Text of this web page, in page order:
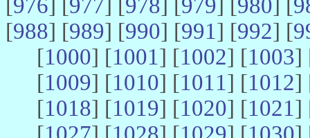
[976] [977] [978] [979] [980] [
[988] [989] [990] [991] [992] [
[1000] [1001] [1002] [1003]
[1009] [1010] [1011] [1012]
[1018] [1019] [1020] [1021]